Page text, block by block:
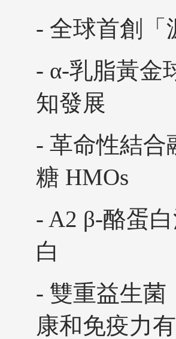
- 全球首創「
- α-乳脂黃金
知發展
- 革命性結合
糖 HMOs
- A2 β-酪蛋
白
- 雙重益生菌
康和免疫力